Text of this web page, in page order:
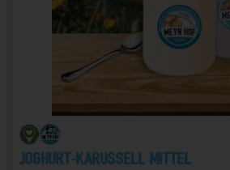
Joghurt-Karussell Mittel